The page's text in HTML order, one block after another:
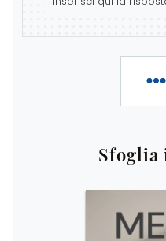
Sfoglia